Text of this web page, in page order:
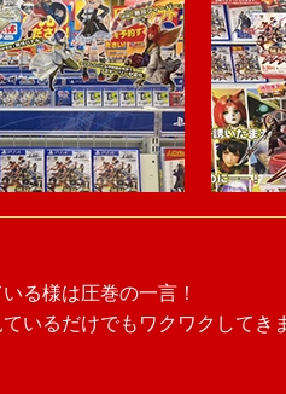
る様は圧巻の一言！
いるだけでもワクワクしてき